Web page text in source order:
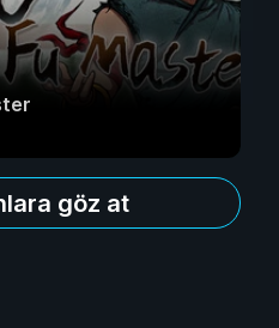
göz at